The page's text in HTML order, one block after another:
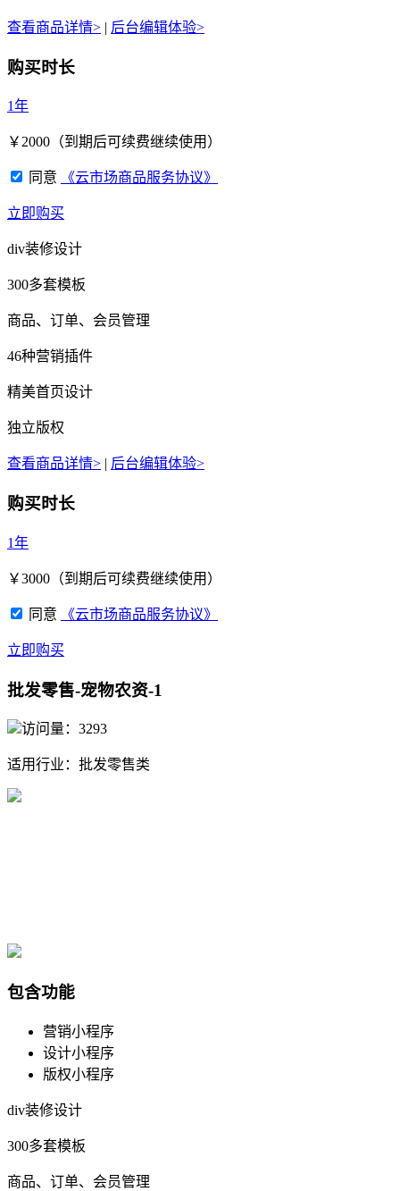
查看商品详情> | 后台编辑体验>
购买时长
1年
￥ 2000 （到期后可续费继续使用）
同意 《云市场商品服务协议》
立即购买
div装修设计
300多套模板
商品、订单、会员管理
46种营销插件
精美首页设计
独立版权
查看商品详情> | 后台编辑体验>
购买时长
1年
￥3000 （到期后可续费继续使用）
同意 《云市场商品服务协议》
立即购买
批发零售-宠物农资-1
访问量：3293
适用行业： 批发零售类
包含功能
营销小程序
设计小程序
版权小程序
div装修设计
300多套模板
商品、订单、会员管理